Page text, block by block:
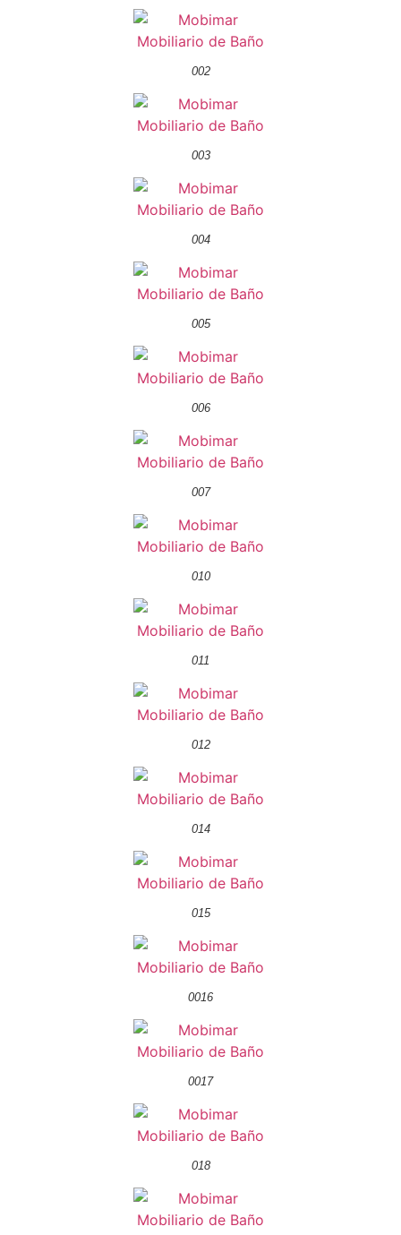
002
003
004
005
006
007
010
011
012
014
015
0016
0017
018